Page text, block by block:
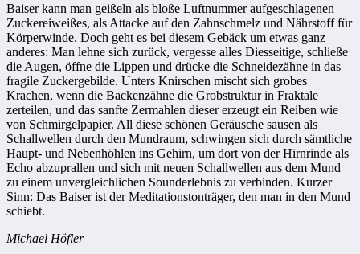
Baiser kann man geißeln als bloße Luftnummer aufgeschlagenen
Zuckereiweißes, als Attacke auf den Zahnschmelz und Nährstoff für
Körperwinde. Doch geht es bei diesem Gebäck um etwas ganz
anderes: Man lehne sich zurück, vergesse alles Diesseitige, schließe
die Augen, öffne die Lippen und drücke die Schneidezähne in das
fragile Zuckergebilde. Unters Knirschen mischt sich grobes
Krachen, wenn die Backenzähne die Grobstruktur in Fraktale
zerteilen, und das sanfte Zermahlen dieser erzeugt ein Reiben wie
von Schmirgelpapier. All diese schönen Geräusche sausen als
Schallwellen durch den Mundraum, schwingen sich durch sämtliche
Haupt- und Nebenhöhlen ins Gehirn, um dort von der Hirnrinde als
Echo abzuprallen und sich mit neuen Schallwellen aus dem Mund
zu einem unvergleichlichen Sounderlebnis zu verbinden. Kurzer
Sinn: Das Baiser ist der Meditationstonträger, den man in den Mund
schiebt.
Michael Höfler